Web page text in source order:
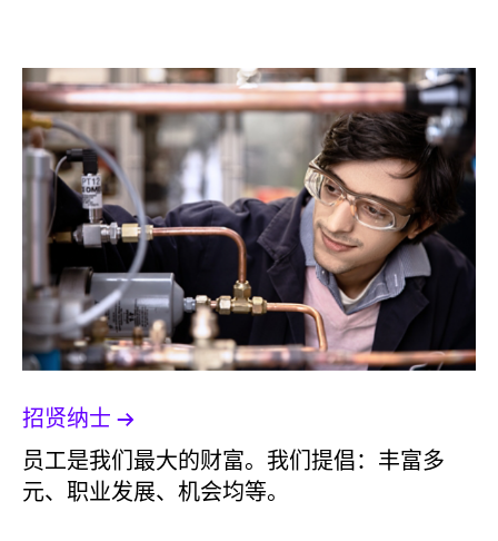
招贤纳士
员工是我们最大的财富。我们提倡：丰富多
元、职业发展、机会均等。